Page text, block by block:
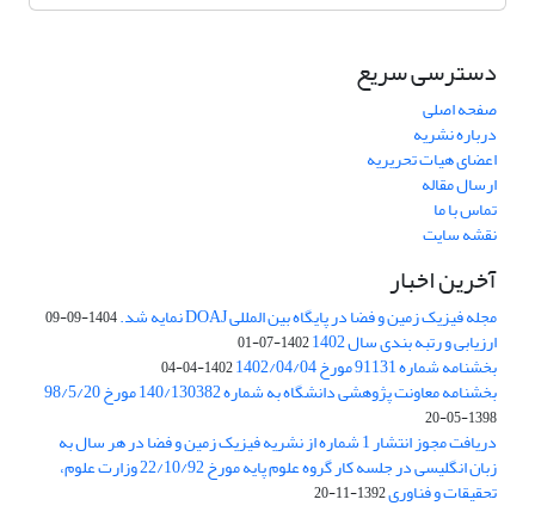
دسترسی سریع
صفحه اصلی
درباره نشریه
اعضای هیات تحریریه
ارسال مقاله
تماس با ما
نقشه سایت
آخرین اخبار
مجله فیزیک زمین و فضا در پایگاه بین المللی DOAJ نمایه شد. 1404-09-09
ارزیابی و رتبه بندی سال 1402 1402-07-01
بخشنامه شماره 91131 مورخ 1402/04/04 1402-04-04
بخشنامه معاونت پژوهشی دانشگاه به شماره 140/130382 مورخ 98/5/20
1398-05-20
دریافت مجوز انتشار 1 شماره از نشریه فیزیک زمین و فضا در هر سال به
زبان انگلیسی در جلسه کار گروه علوم پایه مورخ 22/10/92 وزارت علوم،
تحقیقات و فناوری1392-11-20